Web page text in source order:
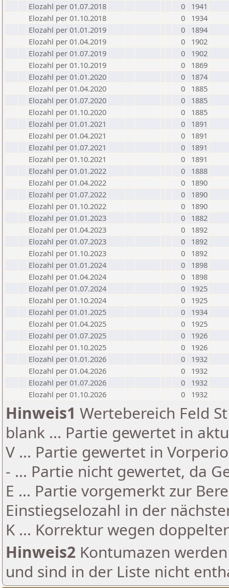
Elozahl per 01.07.2018
0
1941
Elozahl per 01.10.2018
0
1934
Elozahl per 01.01.2019
0
1894
Elozahl per 01.04.2019
0
1902
Elozahl per 01.07.2019
0
1902
Elozahl per 01.10.2019
0
1869
Elozahl per 01.01.2020
0
1874
Elozahl per 01.04.2020
0
1885
Elozahl per 01.07.2020
0
1885
Elozahl per 01.10.2020
0
1885
Elozahl per 01.01.2021
0
1891
Elozahl per 01.04.2021
0
1891
Elozahl per 01.07.2021
0
1891
Elozahl per 01.10.2021
0
1891
Elozahl per 01.01.2022
0
1888
Elozahl per 01.04.2022
0
1890
Elozahl per 01.07.2022
0
1890
Elozahl per 01.10.2022
0
1890
Elozahl per 01.01.2023
0
1882
Elozahl per 01.04.2023
0
1892
Elozahl per 01.07.2023
0
1892
Elozahl per 01.10.2023
0
1892
Elozahl per 01.01.2024
0
1898
Elozahl per 01.04.2024
0
1898
Elozahl per 01.07.2024
0
1925
Elozahl per 01.10.2024
0
1925
Elozahl per 01.01.2025
0
1934
Elozahl per 01.04.2025
0
1925
Elozahl per 01.07.2025
0
1926
Elozahl per 01.10.2025
0
1926
Elozahl per 01.01.2026
0
1932
Elozahl per 01.04.2026
0
1932
Elozahl per 01.07.2026
0
1932
Elozahl per 01.10.2026
0 1932
Hinweis1 Wertebereich Feld
blank ... Partie gewertet in
V ... Partie gewertet in
- ... Partie nicht gewertet, da
E ... Partie vorgemerkt zur
Einstiegselozahl in der
K ... Korrektur wegen
Hinweis2 Kontumazen
und sind in der Liste nicht